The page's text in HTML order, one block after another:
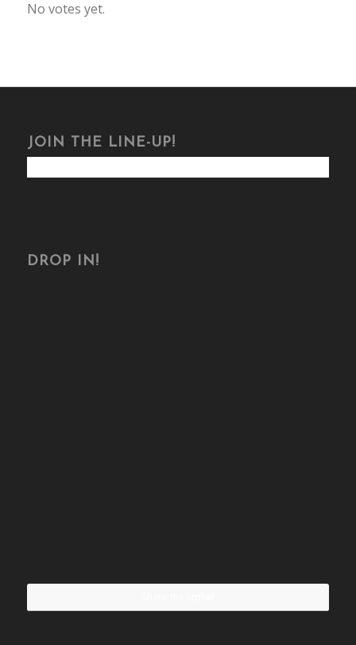
No votes yet.
JOIN THE LINE-UP!
DROP IN!